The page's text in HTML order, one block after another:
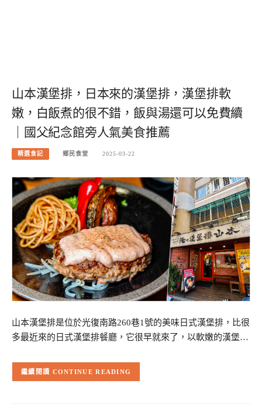
山本漢堡排，日本來的漢堡排，漢堡排軟
嫩，白飯煮的很不錯，飯與湯還可以免費續
｜國父紀念館旁人氣美食推薦
精選食記 鄉民食堂 2025-03-22
山本漢堡排是位於光復南路260巷1號的美味日式漢堡排，比很
多最近來的日式漢堡排餐廳，它很早就來了，以軟嫩的漢堡…
CONTINUE READING